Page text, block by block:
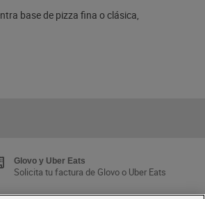
base de pizza fina o clásica,
Glovo y Uber Eats
Solicita tu factura de Glovo o Uber Eats